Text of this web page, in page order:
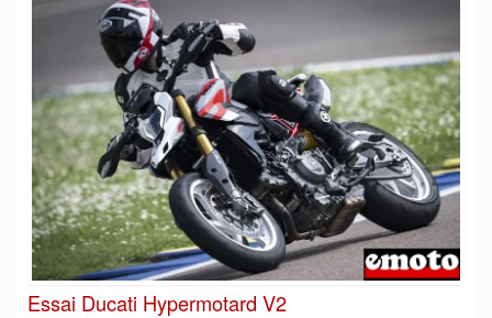
Essai Ducati Hypermotard V2